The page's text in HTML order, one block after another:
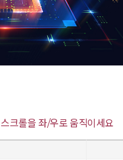
스크롤을 좌/우로 움직이세요